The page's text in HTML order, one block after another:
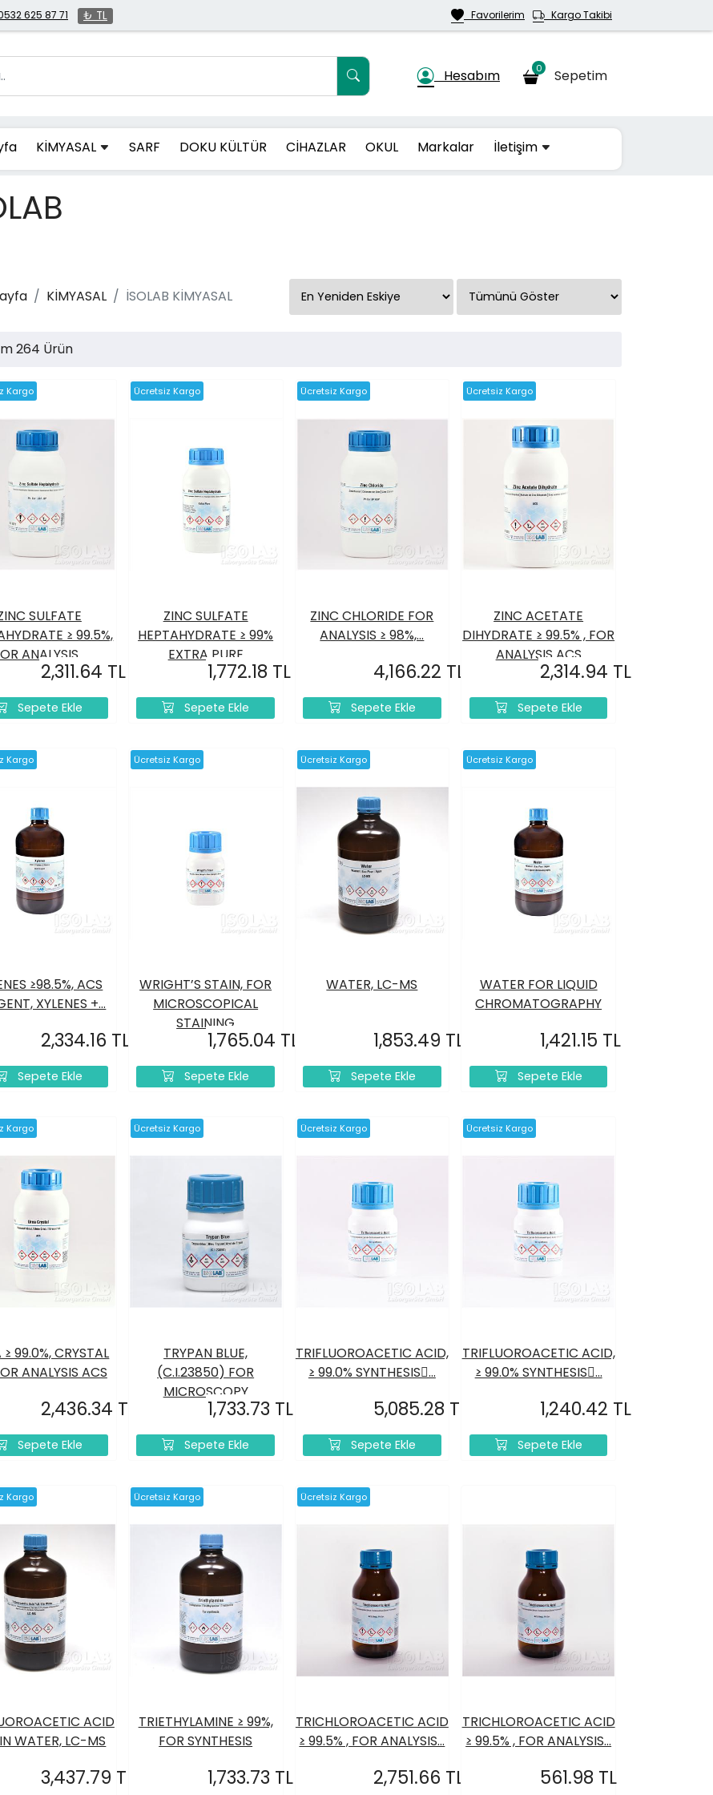
625 87 71 ₺ TL Favorilerim Kargo Takibi
Hesabım Sepetim
0
KİMYASAL SARF DOKU KÜLTÜR CİHAZLAR OKUL Markalar İletişim
KİMYASAL İSOLAB KİMYASAL
264 Ürün
Kargo
Sepete Ekle
SULFATE
≥ 99.5%,
ANALYSIS...
2,311.64 TL
Ücretsiz Kargo
Sepete Ekle
ZINC SULFATE
HEPTAHYDRATE ≥ 99%
EXTRA PURE
1,772.18 TL
Ücretsiz Kargo
Sepete Ekle
ZINC CHLORIDE FOR
ANALYSIS ≥ 98%,...
4,166.22 TL
Ücretsiz Kargo
Sepete Ekle
ZINC ACETATE
DIHYDRATE ≥ 99.5% , FOR
ANALYSIS ACS
2,314.94 TL
Kargo
Sepete Ekle
≥98.5%, ACS
XYLENES +...
2,334.16 TL
Ücretsiz Kargo
Sepete Ekle
WRIGHT’S STAIN, FOR
MICROSCOPICAL
STAINING
1,765.04 TL
Ücretsiz Kargo
Sepete Ekle
WATER, LC-MS
1,853.49 TL
Ücretsiz Kargo
Sepete Ekle
WATER FOR LIQUID
CHROMATOGRAPHY
1,421.15 TL
Kargo
Sepete Ekle
≥ 99.0%, CRYSTAL
ANALYSIS ACS
2,436.34 TL
Ücretsiz Kargo
Sepete Ekle
TRYPAN BLUE,
(C.I.23850) FOR
MICROSCOPY
1,733.73 TL
Ücretsiz Kargo
Sepete Ekle
TRIFLUOROACETIC ACID,
≥ 99.0% SYNTHESIS...
5,085.28 TL
Ücretsiz Kargo
Sepete Ekle
TRIFLUOROACETIC ACID,
≥ 99.0% SYNTHESIS...
1,240.42 TL
Kargo
ACID
WATER, LC-MS
3,437.79 TL
Ücretsiz Kargo
TRIETHYLAMINE ≥ 99%,
FOR SYNTHESIS
1,733.73 TL
Ücretsiz Kargo
TRICHLOROACETIC ACID
≥ 99.5% , FOR ANALYSIS...
2,751.66 TL
TRICHLOROACETIC ACID
≥ 99.5% , FOR ANALYSIS...
561.98 TL